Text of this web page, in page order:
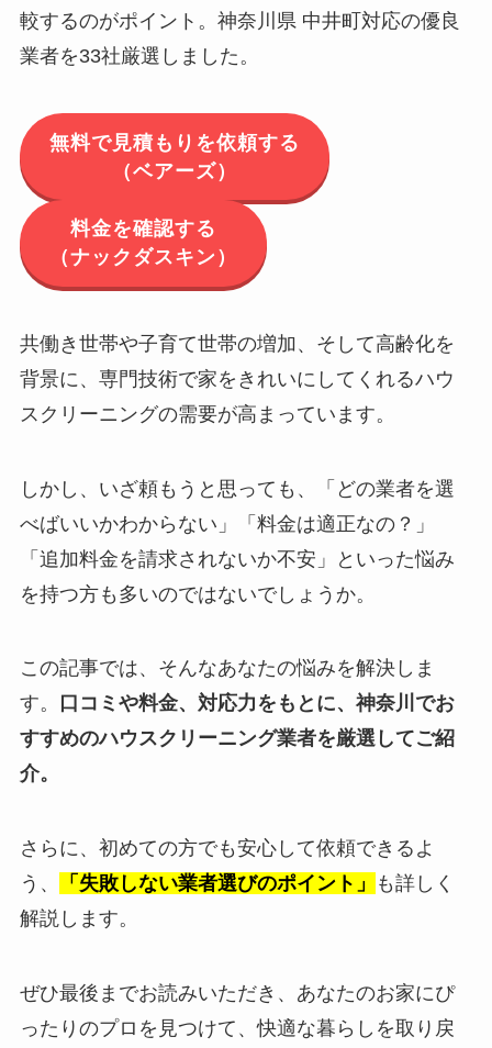
較するのがポイント。神奈川県 中井町対応の優良
業者を33社厳選しました。
無料で見積もりを依頼する
（ベアーズ）
料金を確認する
（ナックダスキン）
共働き世帯や子育て世帯の増加、そして高齢化を
背景に、専門技術で家をきれいにしてくれるハウ
スクリーニングの需要が高まっています。
しかし、いざ頼もうと思っても、「どの業者を選
べばいいかわからない」「料金は適正なの？」
「追加料金を請求されないか不安」といった悩み
を持つ方も多いのではないでしょうか。
この記事では、そんなあなたの悩みを解決しま
す。
口コミや料金、対応力をもとに、神奈川でお
すすめのハウスクリーニング業者を厳選してご紹
介。
さらに、初めての方でも安心して依頼できるよ
う、
「失敗しない業者選びのポイント」
も詳しく
解説します。
ぜひ最後までお読みいただき、あなたのお家にぴ
ったりのプロを見つけて、快適な暮らしを取り戻